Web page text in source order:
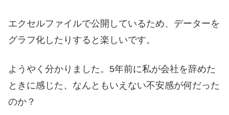
エクセルファイルで公開しているため、データーを
グラフ化したりすると楽しいです。
ようやく分かりました。5年前に私が会社を辞めた
ときに感じた、なんともいえない不安感が何だった
のか？